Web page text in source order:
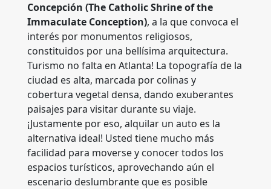
Concepción (The Catholic Shrine of the
Immaculate Conception), a la que convoca el
interés por monumentos religiosos,
constituidos por una bellísima arquitectura.
Turismo no falta en Atlanta! La topografía de la
ciudad es alta, marcada por colinas y
cobertura vegetal densa, dando exuberantes
paisajes para visitar durante su viaje.
¡Justamente por eso, alquilar un auto es la
alternativa ideal! Usted tiene mucho más
facilidad para moverse y conocer todos los
espacios turísticos, aprovechando aún el
escenario deslumbrante que es posible